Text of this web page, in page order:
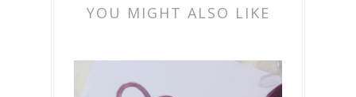
YOU MIGHT ALSO LIKE